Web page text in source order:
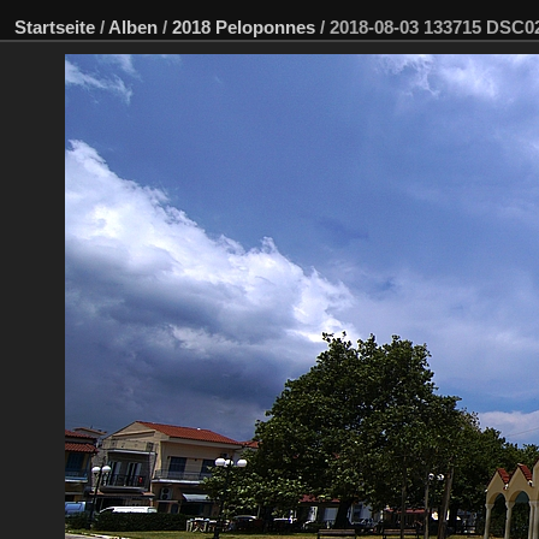
Startseite / Alben / 2018 Peloponnes / 2018-08-03 133715